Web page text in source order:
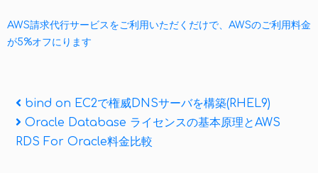
AWS請求代行サービスをご利用いただくだけで、AWSのご利用料金
が5%オフにります
投
稿
Previous
Post
bind on EC2で権威DNSサーバを構築(RHEL9)
Next
Post
Oracle Database ライセンスの基本原理とAWS
RDS For Oracle料金比較